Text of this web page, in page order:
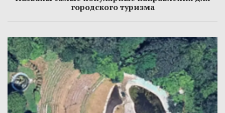
городского туризма